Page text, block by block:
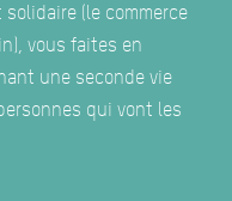
(le commerce
vous faites en
une seconde vie
qui vont les